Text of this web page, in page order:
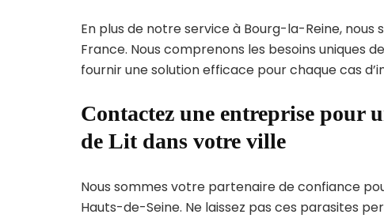
En plus de notre service à Bourg-la-Reine,
France. Nous comprenons les besoins uniques
fournir une solution efficace pour chaque cas
Contactez une entreprise pour
de Lit dans votre ville
Nous sommes votre partenaire de confiance
Hauts-de-Seine. Ne laissez pas ces parasites